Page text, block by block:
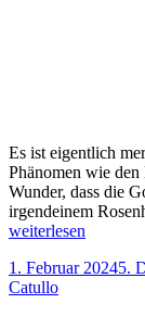
Es ist eigentlich
Phänomen wie
Wunder, dass die
irgendeinem
weiterlesen
Veröffentlicht
am
1. Februar 20245.
Catullo